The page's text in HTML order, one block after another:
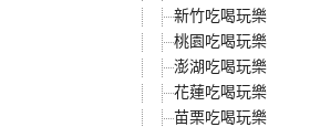
新竹吃喝玩樂
桃園吃喝玩樂
澎湖吃喝玩樂
花蓮吃喝玩樂
苗栗吃喝玩樂